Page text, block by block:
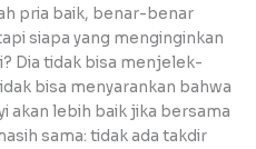
pria baik, benar-benar
siapa yang menginginkan
Dia tidak bisa menjelek-
bisa menyarankan bahwa
akan lebih baik jika bersama
sama: tidak ada takdir